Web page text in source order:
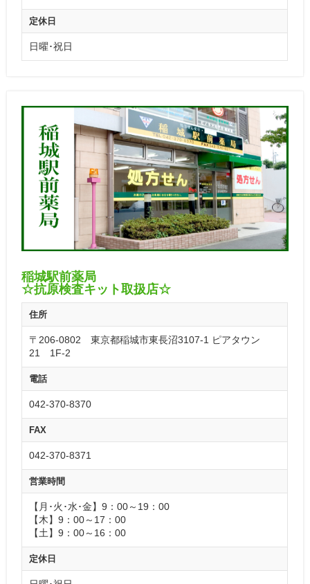
定休日
日曜･祝日
稲城駅前薬局
☆抗原検査キット取扱店☆
住所
〒206-0802 東京都稲城市東長沼3107-1 ピアタウン
21 1F-2
電話
042-370-8370
FAX
042-370-8371
営業時間
【月･火･水･金】9：00～19：00
【木】9：00～17：00
【土】9：00～16：00
定休日